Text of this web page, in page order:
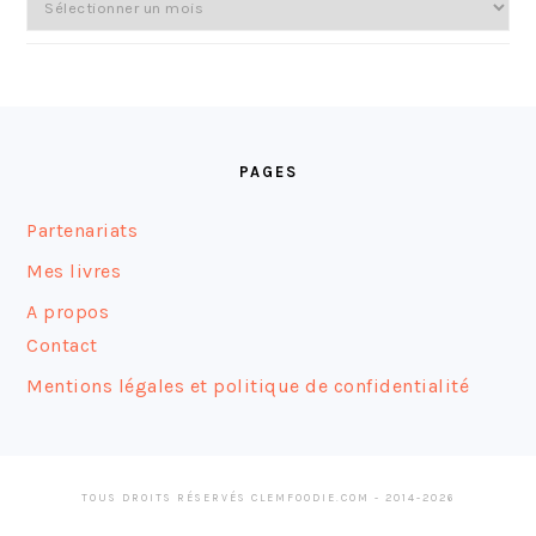
PAGES
Partenariats
Mes livres
A propos
Contact
Mentions légales et politique de confidentialité
TOUS DROITS RÉSERVÉS CLEMFOODIE.COM - 2014-2026